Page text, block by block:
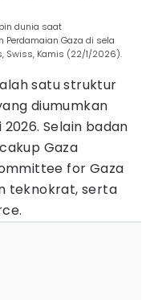
dunia saat
Perdamaian Gaza di sela
Swiss, Kamis (22/1/2026).
satu struktur
diumumkan
Selain badan
Gaza
for Gaza
teknokrat, serta